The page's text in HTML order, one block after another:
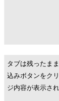
タブは残ったま
込みボタンをク
ジ内容が表示され